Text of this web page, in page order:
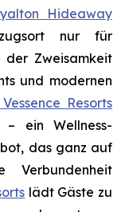
Hideaway
nur für
der Zweisamkeit
und modernen
Resorts
– ein Wellness-
das ganz auf
Verbundenheit
lädt Gäste zu